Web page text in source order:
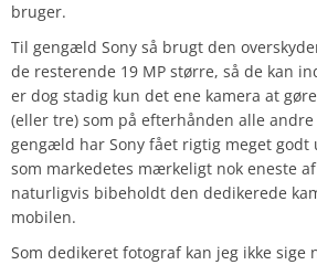
bruger.
Til gengæld Sony så brugt den
de resterende 19 MP større, så de kan
er dog stadig kun det ene kamera at
(eller tre) som på efterhånden alle
gengæld har Sony fået rigtig meget godt
som markedetes mærkeligt nok eneste
naturligvis bibeholdt den dedikerede
mobilen.
Som dedikeret fotograf kan jeg ikke sige